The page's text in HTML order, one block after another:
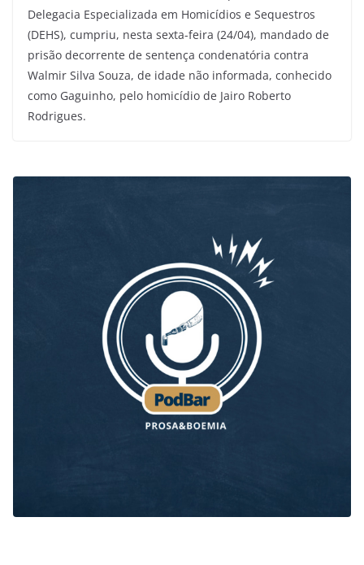
Delegacia Especializada em Homicídios e Sequestros
(DEHS), cumpriu, nesta sexta-feira (24/04), mandado de
prisão decorrente de sentença condenatória contra
Walmir Silva Souza, de idade não informada, conhecido
como Gaguinho, pelo homicídio de Jairo Roberto
Rodrigues.